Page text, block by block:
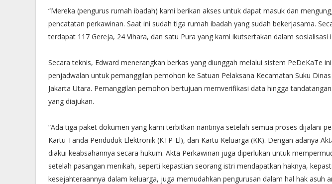
“Mereka (pengurus rumah ibadah) kami berikan akses untuk dapat masuk dan
pencatatan perkawinan. Saat ini sudah tiga rumah ibadah yang sudah bekerjasama.
terdapat 117 Gereja, 24 Vihara, dan satu Pura yang kami ikutsertakan dalam sosialisasi
Secara teknis, Edward menerangkan berkas yang diunggah melalui sistem PeDeKaTe
penjadwalan untuk pemanggilan pemohon ke Satuan Pelaksana Kecamatan Suku
Jakarta Utara. Pemanggilan pemohon bertujuan memverifikasi data hingga
yang diajukan.
“Ada tiga paket dokumen yang kami terbitkan nantinya setelah semua proses dijalani
Kartu Tanda Penduduk Elektronik (KTP-El), dan Kartu Keluarga (KK). Dengan adanya
diakui keabsahannya secara hukum. Akta Perkawinan juga diperlukan untuk
setelah pasangan menikah, seperti kepastian seorang istri mendapatkan haknya,
kesejahteraannya dalam keluarga, juga memudahkan pengurusan dalam hal hak asuh